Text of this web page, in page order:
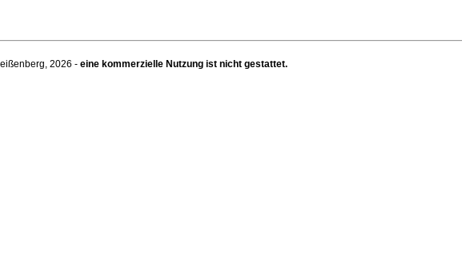
2026 - eine kommerzielle Nutzung ist nicht gestattet.